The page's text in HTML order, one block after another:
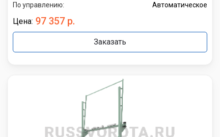
По управлению:
Автоматическое
Цена: 97 357 р.
Заказать